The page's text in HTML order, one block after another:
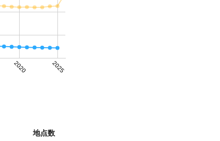
2020 2025
地点数